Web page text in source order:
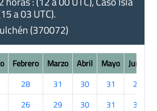
a 03 UTC).
(370072)
Febrero Marzo Abril Mayo Junio
28 31 30 31
25
26 29 30 31
30